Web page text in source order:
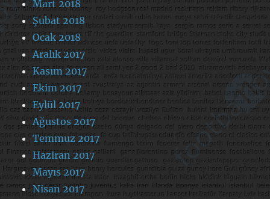
Mart 2018
Şubat 2018
Ocak 2018
Aralık 2017
Kasım 2017
Ekim 2017
Eylül 2017
Ağustos 2017
Temmuz 2017
Haziran 2017
Mayıs 2017
Nisan 2017